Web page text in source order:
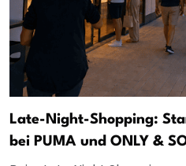
Late-Night-Shopping:
bei PUMA und ONLY &